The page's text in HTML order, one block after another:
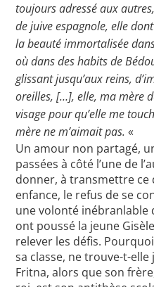
toujours adressé aux
de juive espagnole, elle
la beauté immortalisée
où dans des habits de
glissant jusqu’aux reins,
oreilles, […], elle, ma mère
visage pour qu’elle me
mère ne m’aimait pas.«
Un amour non partagé,
passées à côté l’une de
donner, à transmettre ce
enfance, le refus de se
une volonté inébranlable
ont poussé la jeune
relever les défis.
sa classe, ne trouve-t-
Fritna, alors que son